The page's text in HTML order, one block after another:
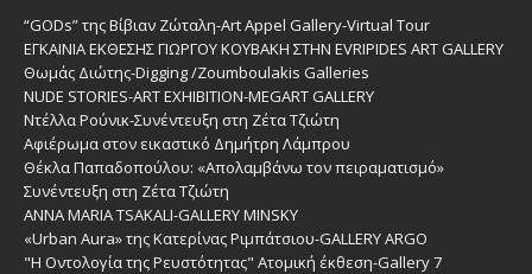
“GODs” της Βίβιαν Ζώταλη-Art Appel Gallery-Virtual Tour
ΕΓΚΑΙΝΙΑ ΕΚΘΕΣΗΣ ΓΙΩΡΓΟΥ ΚΟΥΒΑΚΗ ΣΤΗΝ EVRIPIDES ART GALLERY
Θωμάς Διώτης-Digging /Zoumboulakis Galleries
NUDE STORIES-ΑRT EXHIBITION-MEGART GALLERY
Ντέλλα Ρούνικ-Συνέντευξη στη Ζέτα Τζιώτη
Αφιέρωμα στον εικαστικό Δημήτρη Λάμπρου
Θέκλα Παπαδοπούλου: «Απολαμβάνω τον πειραματισμό»
Συνέντευξη στη Ζέτα Τζιώτη
ANNA MARIA TSAKALI-GALLERY MINSKY
«Urban Aura» της Κατερίνας Ριμπάτσιου-GALLERY ARGO
"Η Οντολογία της Ρευστότητας" Ατομική έκθεση-Gallery 7